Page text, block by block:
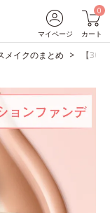
マイページ
0
カート
メイクのまとめ 【30